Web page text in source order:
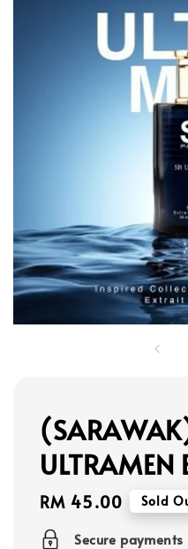
Regular
price
RM 45.00 Sold
Secure payments